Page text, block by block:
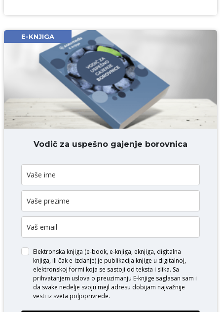
DODAJ KOMENTAR
E-KNJIGA
Vodič za uspešno gajenje borovnica
Elektronska knjiga (e-book, e-knjiga, eknjiga, digitalna
knjiga, ili čak e-izdanje) je publikacija knjige u digitalnoj,
elektronskoj formi koja se sastoji od teksta i slika. Sa
prihvatanjem uslova o preuzimanju E-knjige saglasan sam i
da svake nedelje svoju mejl adresu dobijam najvažnije
vesti iz sveta poljoprivrede.